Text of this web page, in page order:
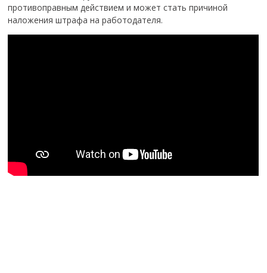
противоправным действием и может стать причиной
наложения штрафа на работодателя.